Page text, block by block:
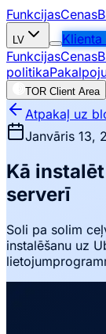
FunkcijasCenas
LV Klienta
FunkcijasCenas
politika
TOR Client Area
Atpakaļ uz
Janvāris 13,
Kā
serverī
Soli pa solim
instalēšanu uz